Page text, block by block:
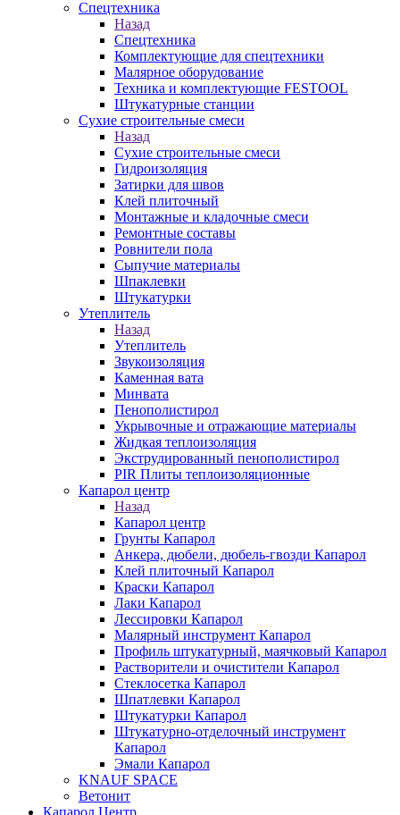
Спецтехника
Назад
Спецтехника
Комплектующие для спецтехники
Малярное оборудование
Техника и комплектующие FESTOOL
Штукатурные станции
Сухие строительные смеси
Назад
Сухие строительные смеси
Гидроизоляция
Затирки для швов
Клей плиточный
Монтажные и кладочные смеси
Ремонтные составы
Ровнители пола
Сыпучие материалы
Шпаклевки
Штукатурки
Утеплитель
Назад
Утеплитель
Звукоизоляция
Каменная вата
Минвата
Пенополистирол
Укрывочные и отражающие материалы
Жидкая теплоизоляция
Экструдированный пенополистирол
PIR Плиты теплоизоляционные
Капарол центр
Назад
Капарол центр
Грунты Капарол
Анкера, дюбели, дюбель-гвозди Капарол
Клей плиточный Капарол
Краски Капарол
Лаки Капарол
Лессировки Капарол
Малярный инструмент Капарол
Профиль штукатурный, маячковый Капарол
Растворители и очистители Капарол
Cтеклосетка Капарол
Шпатлевки Капарол
Штукатурки Капарол
Штукатурно-отделочный инструмент
Капарол
Эмали Капарол
KNAUF SPACE
Ветонит
Капарол Центр